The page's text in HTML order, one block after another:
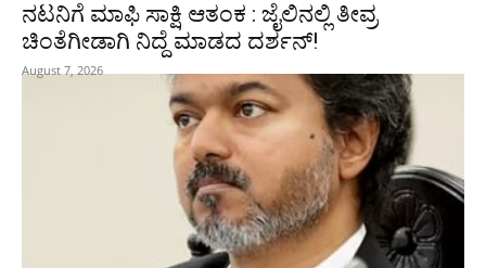
ನಟನಿಗೆ ಮಾಫಿ ಸಾಕ್ಷಿ ಆತಂಕ : ಜೈಲಿನಲ್ಲಿ ತೀವ್ರ
ಚಿಂತೆಗೀಡಾಗಿ ನಿದ್ದೆ ಮಾಡದ ದರ್ಶನ್!
August 7, 2026